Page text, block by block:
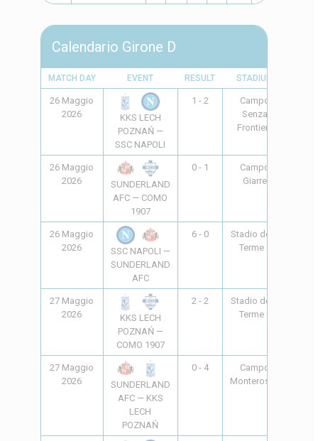
Calendario Girone D
MATCH DAY EVENT RESULT STADIUM
26 Maggio
2026
KKS LECH
POZNAŃ —
SSC NAPOLI
1 - 2
Campo
Senza
Frontiere
26 Maggio
2026
SUNDERLAND
AFC — COMO
1907
0 - 1
Campo
Giarre
26 Maggio
2026
SSC NAPOLI —
SUNDERLAND
AFC
6 - 0
Stadio delle
Terme *
27 Maggio
2026
KKS LECH
POZNAŃ —
COMO 1907
2 - 2
Stadio delle
Terme *
27 Maggio
2026
SUNDERLAND
AFC — KKS
LECH
POZNAŃ
0 - 4
Campo
Monterosso